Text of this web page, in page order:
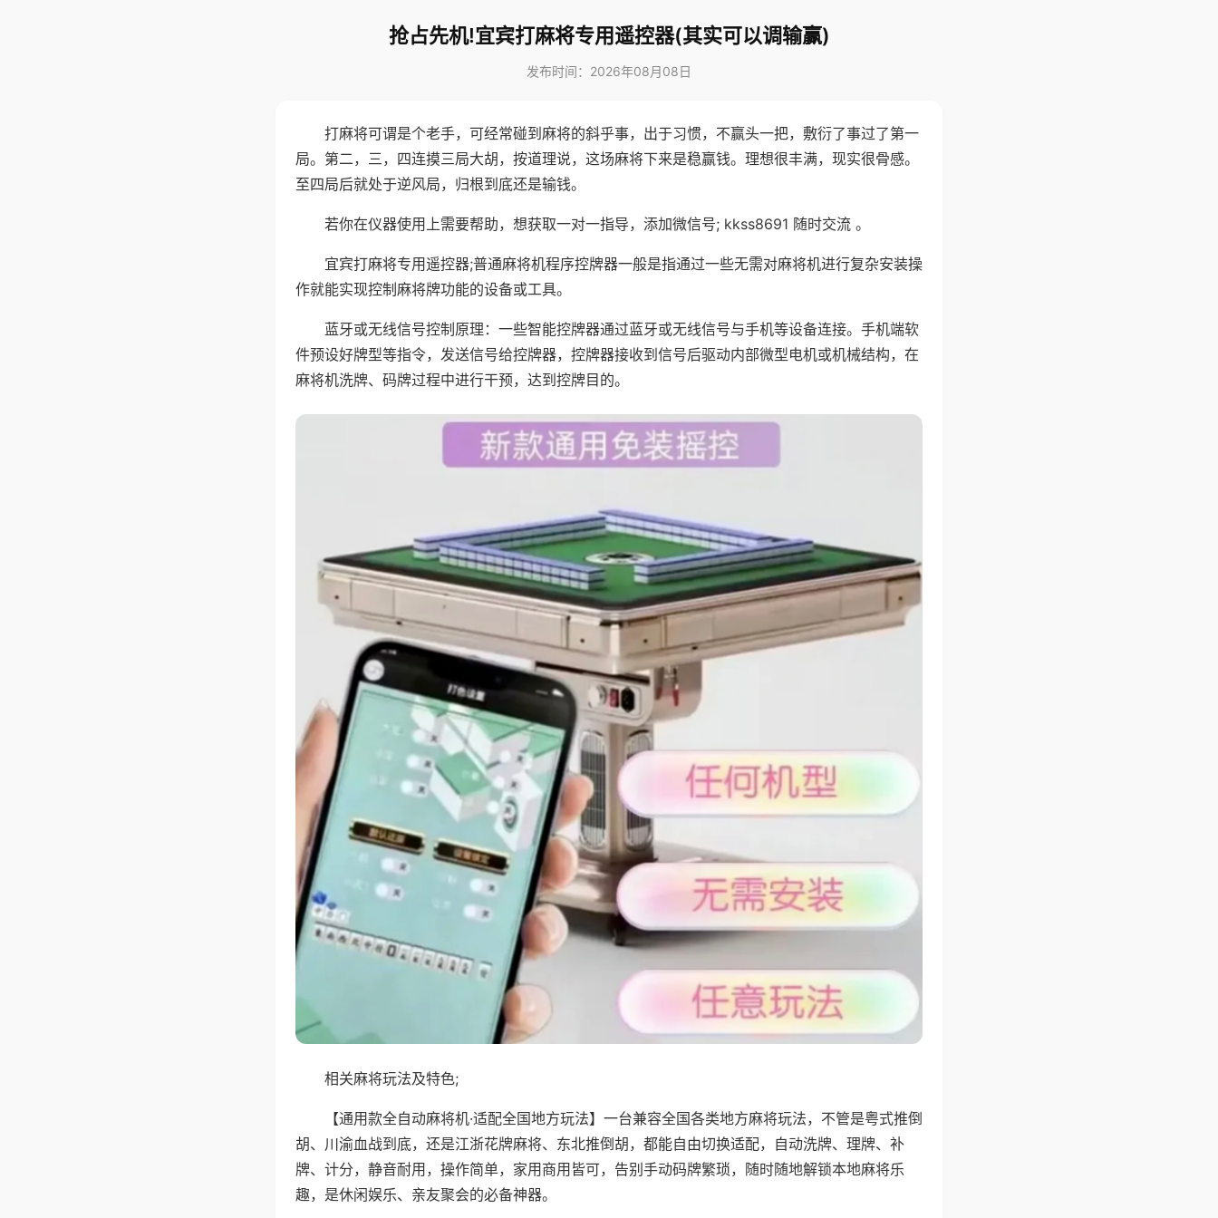
抢占先机!宜宾打麻将专用遥控器(其实可以调输赢)
发布时间：2026年08月08日
打麻将可谓是个老手，可经常碰到麻将的斜乎事，出于习惯，不赢头一把，敷衍了事过了第一
局。第二，三，四连摸三局大胡，按道理说，这场麻将下来是稳赢钱。理想很丰满，现实很骨感。
至四局后就处于逆风局，归根到底还是输钱。
若你在仪器使用上需要帮助，想获取一对一指导，添加微信号; kkss8691 随时交流 。
宜宾打麻将专用遥控器;普通麻将机程序控牌器一般是指通过一些无需对麻将机进行复杂安装操
作就能实现控制麻将牌功能的设备或工具。
蓝牙或无线信号控制原理：一些智能控牌器通过蓝牙或无线信号与手机等设备连接。手机端软
件预设好牌型等指令，发送信号给控牌器，控牌器接收到信号后驱动内部微型电机或机械结构，在
麻将机洗牌、码牌过程中进行干预，达到控牌目的。
相关麻将玩法及特色;
【通用款全自动麻将机·适配全国地方玩法】一台兼容全国各类地方麻将玩法，不管是粤式推倒
胡、川渝血战到底，还是江浙花牌麻将、东北推倒胡，都能自由切换适配，自动洗牌、理牌、补
牌、计分，静音耐用，操作简单，家用商用皆可，告别手动码牌繁琐，随时随地解锁本地麻将乐
趣，是休闲娱乐、亲友聚会的必备神器。